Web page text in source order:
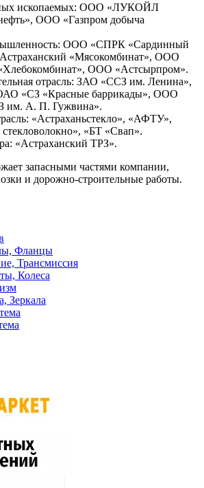
ископаемых: ООО «ЛУКОЙЛ
ООО «Газпром добыча
ООО «СПРК «Сардинный
«Мясокомбинат», ООО
ООО «Астсырпром».
отрасль: ЗАО «ССЗ им. Ленина»,
«СЗ «Красные баррикады», ООО
им. А. П. Гужвина».
«Астраханьстекло», «АФТУ»,
стекловолокно», «БТ «Свап».
«Астраханский ТРЗ».
запасными частями компании,
и дорожно-строительные работы.
Фланцы
Трансмиссия
Колеса
Зеркала